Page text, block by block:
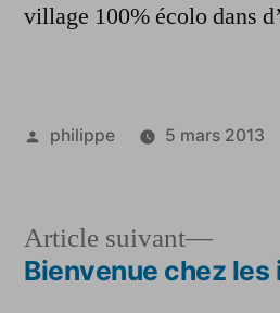
village 100% écolo dans
Publié
philippe 5 mars 2013
Navigation
Article suivant
Article
Bienvenue chez les